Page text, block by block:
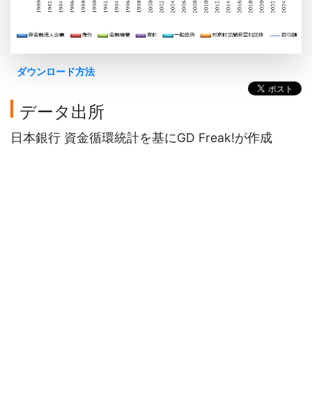
ダウンロード方法
データ出所
日本銀行 資金循環統計を基にGD Freak!が作成